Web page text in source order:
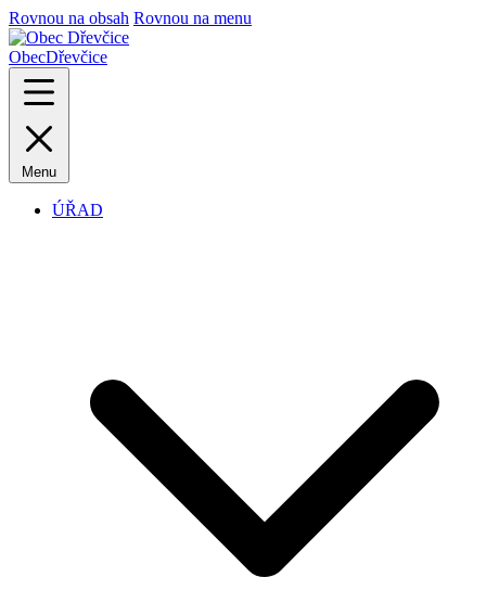
Rovnou na obsah Rovnou na menu
ObecDřevčice
Menu
ÚŘAD